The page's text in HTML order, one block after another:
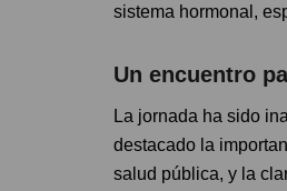
sistema hormonal,
Un encuentro
La jornada ha sido
destacado la
salud pública, y la